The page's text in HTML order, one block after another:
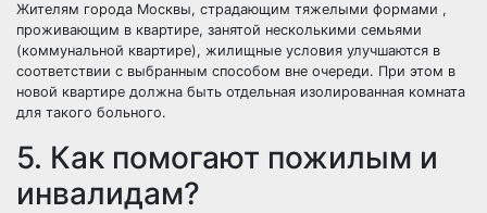
Жителям города Москвы, страдающим тяжелыми формами ,
проживающим в квартире, занятой несколькими семьями
(коммунальной квартире), жилищные условия улучшаются в
соответствии с выбранным способом вне очереди. При этом в
новой квартире должна быть отдельная изолированная комната
для такого больного.
5. Как помогают пожилым и
инвалидам?